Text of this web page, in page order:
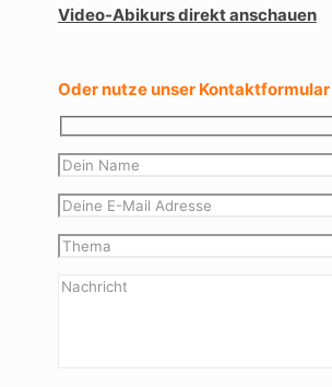
Video-Abikurs direkt anschauen
Oder nutze unser Kontaktformular